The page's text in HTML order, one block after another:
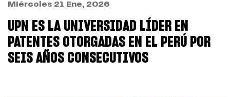
Miércoles 21 Ene, 2026
UPN ES LA UNIVERSIDAD LÍDER EN
PATENTES OTORGADAS EN EL PERÚ POR
SEIS AÑOS CONSECUTIVOS